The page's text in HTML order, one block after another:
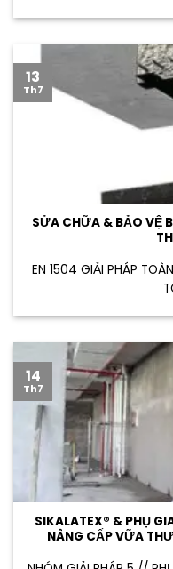
SỬA CHỮA & BẢO VỆ
EN 1504 GIẢI PHÁP
13
Th7
SIKALATEX® & PHỤ
NÂNG CẤP VỮA
14
Th7